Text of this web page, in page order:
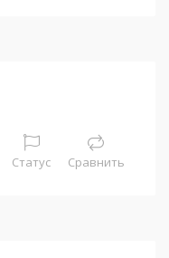
Статус Сравнить